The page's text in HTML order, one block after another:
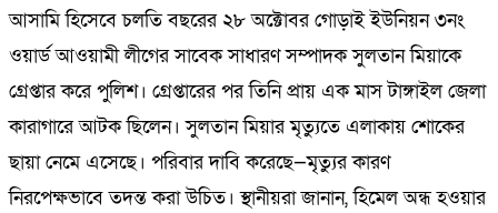
আসামি হিসেবে চলতি বছরের ২৮ অক্টোবর গোড়াই ইউনিয়ন ৩নং
ওয়ার্ড আওয়ামী লীগের সাবেক সাধারণ সম্পাদক সুলতান মিয়াকে
গ্রেপ্তার করে পুলিশ। গ্রেপ্তারের পর তিনি প্রায় এক মাস টাঙ্গাইল জেলা
কারাগারে আটক ছিলেন। সুলতান মিয়ার মৃত্যুতে এলাকায় শোকের
ছায়া নেমে এসেছে। পরিবার দাবি করেছে—মৃত্যুর কারণ
নিরপেক্ষভাবে তদন্ত করা উচিত। স্থানীয়রা জানান, হিমেল অন্ধ হওয়ার